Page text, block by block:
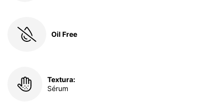
Oil Free
Textura:
Sérum